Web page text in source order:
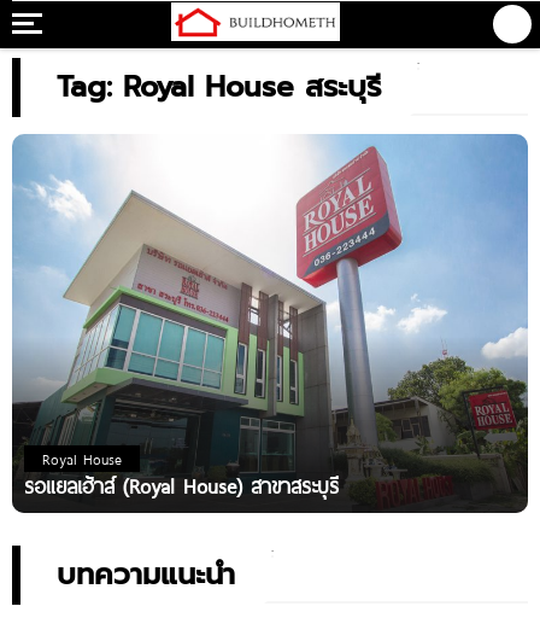
Tag: Royal House สระบุรี
Royal House
รอแยลเฮ้าส์ (Royal House) สาขาสระบุรี
บทความแนะนำ